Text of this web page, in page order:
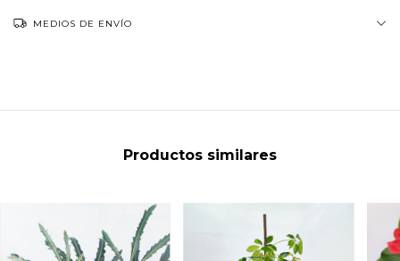
MEDIOS DE ENVÍO
Productos similares